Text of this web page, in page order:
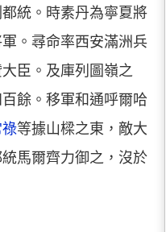
統。時素丹為寧夏將
。尋命率西安滿洲兵
臣。及庫列圖嶺之
餘。移軍和通呼爾哈
祿等據山樑之東，敵大
馬爾齊力御之，沒於